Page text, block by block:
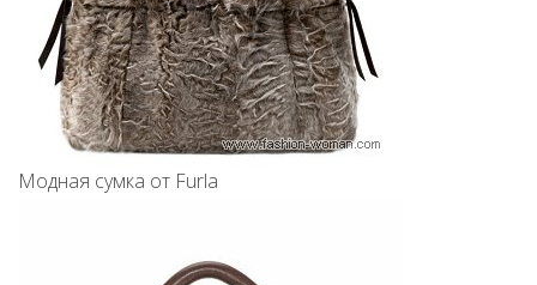
Модная сумка от Furla